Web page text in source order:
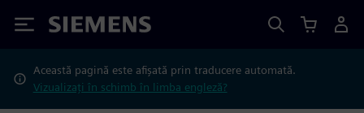
Siemens
Această pagină este afișată prin traducere automată.
Vizualizați în schimb în limba engleză?